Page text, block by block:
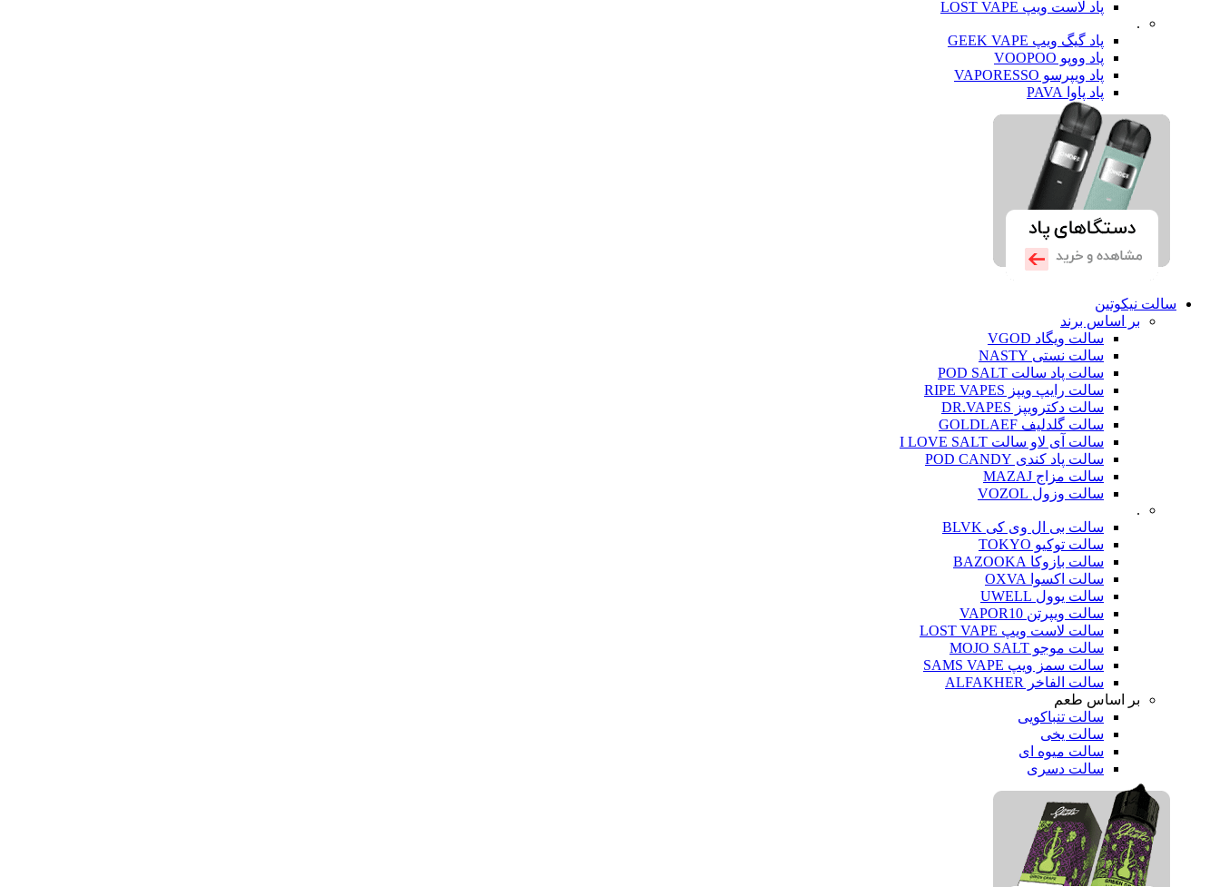
پاد لاست ویپ LOST VAPE
.
پاد گیگ ویپ GEEK VAPE
پاد ووپو VOOPOO
پاد ویپرسو VAPORESSO
پاد پاوا PAVA
سالت نیکوتین
بر اساس برند
سالت ویگاد VGOD
سالت نستی NASTY
سالت پاد سالت POD SALT
سالت رایپ ویپز RIPE VAPES
سالت دکترویپز DR.VAPES
سالت گلدلیف GOLDLAEF
سالت آی لاو سالت I LOVE SALT
سالت پاد کندی POD CANDY
سالت مزاج MAZAJ
سالت وزول VOZOL
.
سالت بی ال وی کی BLVK
سالت توکیو TOKYO
سالت بازوکا BAZOOKA
سالت اکسوا OXVA
سالت یوول UWELL
سالت ویپرتن VAPOR10
سالت لاست ویپ LOST VAPE
سالت موجو MOJO SALT
سالت سمز ویپ SAMS VAPE
سالت الفاخر ALFAKHER
بر اساس طعم
سالت تنباکویی
سالت یخی
سالت میوه ای
سالت دسری